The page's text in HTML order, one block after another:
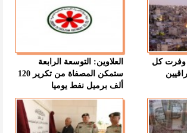
وفرت كل
العلاوين: التوسعة الرابعة
ستمكن المصفاة من تكرير 120
ألف برميل نفط يوميا